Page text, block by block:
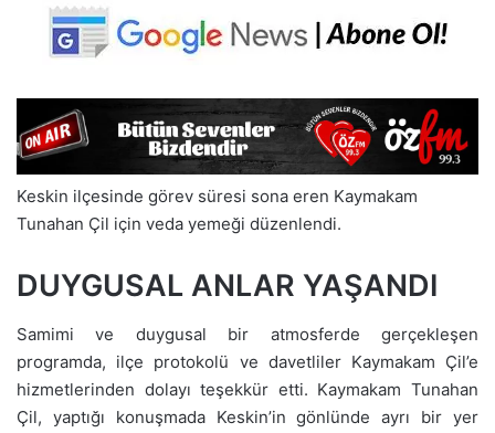
Keskin ilçesinde görev süresi sona eren Kaymakam
Tunahan Çil için veda yemeği düzenlendi.
DUYGUSAL ANLAR YAŞANDI
Samimi ve duygusal bir atmosferde gerçekleşen
programda, ilçe protokolü ve davetliler Kaymakam Çil’e
hizmetlerinden dolayı teşekkür etti. Kaymakam Tunahan
Çil, yaptığı konuşmada Keskin’in gönlünde ayrı bir yer